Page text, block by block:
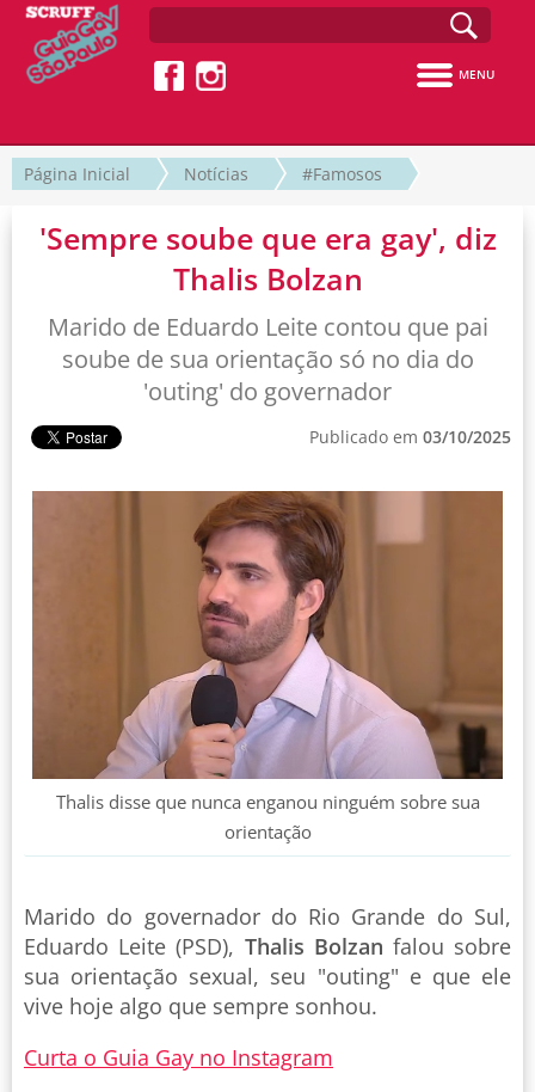
MENU
Página Inicial Notícias #Famosos
'Sempre soube que era gay', diz
Thalis Bolzan
Marido de Eduardo Leite contou que pai
soube de sua orientação só no dia do
'outing' do governador
Publicado em 03/10/2025
Thalis disse que nunca enganou ninguém sobre sua
orientação
Marido do governador do Rio Grande do Sul,
Eduardo Leite (PSD), Thalis Bolzan falou sobre
sua orientação sexual, seu "outing" e que ele
vive hoje algo que sempre sonhou.
Curta o Guia Gay no Instagram